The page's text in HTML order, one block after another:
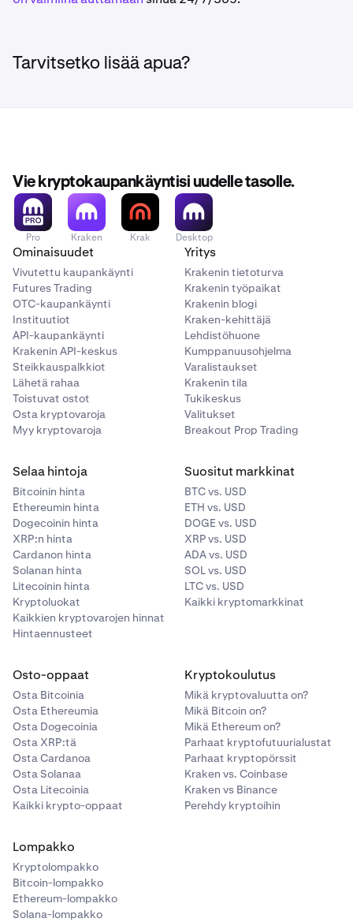
Tarvitsetko lisää apua?
Vie kryptokaupankäyntisi uudelle tasolle.
Pro Kraken Krak Desktop
Ominaisuudet
Vivutettu kaupankäynti
Futures Trading
OTC-kaupankäynti
Instituutiot
API-kaupankäynti
Krakenin API-keskus
Steikkauspalkkiot
Lähetä rahaa
Toistuvat ostot
Osta kryptovaroja
Myy kryptovaroja
Yritys
Krakenin tietoturva
Krakenin työpaikat
Krakenin blogi
Kraken-kehittäjä
Lehdistöhuone
Kumppanuusohjelma
Varalistaukset
Krakenin tila
Tukikeskus
Valitukset
Breakout Prop Trading
Selaa hintoja
Bitcoinin hinta
Ethereumin hinta
Dogecoinin hinta
XRP:n hinta
Cardanon hinta
Solanan hinta
Litecoinin hinta
Kryptoluokat
Kaikkien kryptovarojen hinnat
Hintaennusteet
Suositut markkinat
BTC vs. USD
ETH vs. USD
DOGE vs. USD
XRP vs. USD
ADA vs. USD
SOL vs. USD
LTC vs. USD
Kaikki kryptomarkkinat
Osto-oppaat
Osta Bitcoinia
Osta Ethereumia
Osta Dogecoinia
Osta XRP:tä
Osta Cardanoa
Osta Solanaa
Osta Litecoinia
Kaikki krypto-oppaat
Kryptokoulutus
Mikä kryptovaluutta on?
Mikä Bitcoin on?
Mikä Ethereum on?
Parhaat kryptofutuurialustat
Parhaat kryptopörssit
Kraken vs. Coinbase
Kraken vs Binance
Perehdy kryptoihin
Lompakko
Kryptolompakko
Bitcoin-lompakko
Ethereum-lompakko
Solana-lompakko